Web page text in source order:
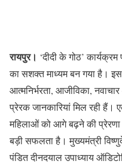
रायपुर। ‘दीदी के गोठ’
का सशक्त माध्यम बन गया है।
आत्मनिर्भरता, आजीविका,
प्रेरक जानकारियां मिल रही हैं।
महिलाओं को आगे बढ़ने की
बड़ी सफलता है। मुख्यमंत्री
पंडित दीनदयाल उपाध्याय